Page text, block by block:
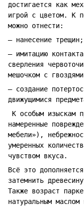
достигается как
игрой с цветом. К
можно отнести:
― нанесение трещин;
― имитацию
сверления
мешочком с
― создание
движущимися
К особым изыскам
намеренные
мебели»),
умеренных
чувством вкуса.
Всё это
затемнить
Также возраст
натуральным маслом